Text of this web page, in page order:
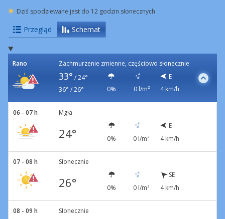
Dziś spodziewane jest do 12 godzin słonecznych
Przegląd Schemat
Rano Zachmurzenie zmienne, częściowo słonecznie
33° / 24°
36° / 26°
0% 0 l/m²
E
4 km/h
06 - 07 h Mgła
24° 0% 0 l/m²
E
4 km/h
07 - 08 h Słonecznie
26° 0% 0 l/m²
SE
4 km/h
08 - 09 h Słonecznie